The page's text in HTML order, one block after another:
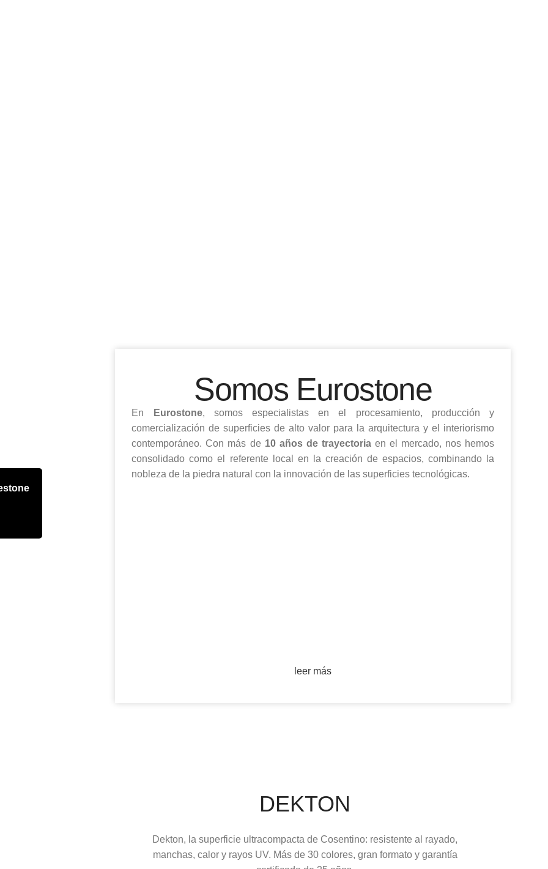
Somos Eurostone
En Eurostone, somos especialistas en el procesamiento, producción y
comercialización de superficies de alto valor para la arquitectura y el interiorismo
contemporáneo. Con más de 10 años de trayectoriaen el mercado, nos hemos
consolidado como el referente local en la creación de espacios, combinando la
nobleza de la piedra natural con la innovación de las superficies tecnológicas.
leer más
DEKTON
Dekton, la superficie ultracompacta de Cosentino: resistente al rayado,
manchas, calor y rayos UV. Más de 30 colores, gran formato y garantía